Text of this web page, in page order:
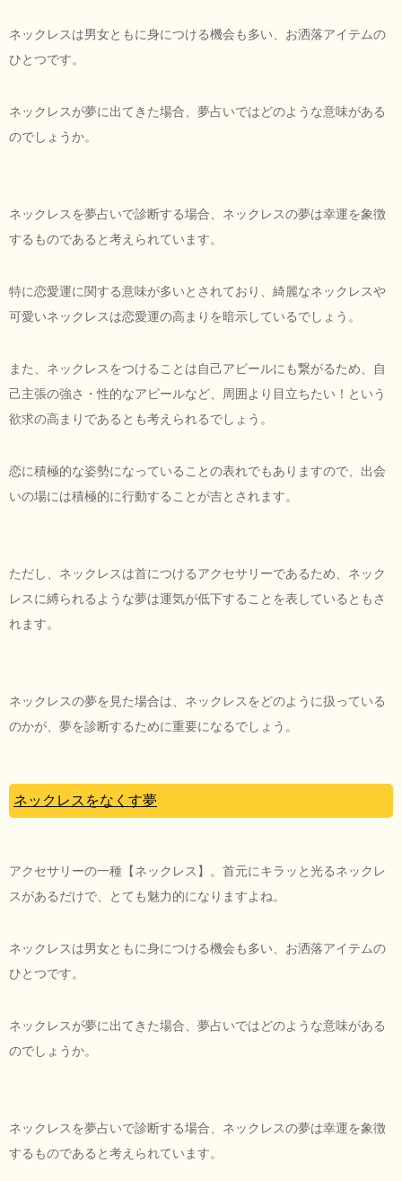
ネックレスは男女ともに身につける機会も多い、お洒落アイテムの
ひとつです。
ネックレスが夢に出てきた場合、夢占いではどのような意味がある
のでしょうか。
ネックレスを夢占いで診断する場合、ネックレスの夢は幸運を象徴
するものであると考えられています。
特に恋愛運に関する意味が多いとされており、綺麗なネックレスや
可愛いネックレスは恋愛運の高まりを暗示しているでしょう。
また、ネックレスをつけることは自己アピールにも繋がるため、自
己主張の強さ・性的なアピールなど、周囲より目立ちたい！という
欲求の高まりであるとも考えられるでしょう。
恋に積極的な姿勢になっていることの表れでもありますので、出会
いの場には積極的に行動することが吉とされます。
ただし、ネックレスは首につけるアクセサリーであるため、ネック
レスに縛られるような夢は運気が低下することを表しているともさ
れます。
ネックレスの夢を見た場合は、ネックレスをどのように扱っている
のかが、夢を診断するために重要になるでしょう。
ネックレスをなくす夢
アクセサリーの一種【ネックレス】。首元にキラッと光るネックレ
スがあるだけで、とても魅力的になりますよね。
ネックレスは男女ともに身につける機会も多い、お洒落アイテムの
ひとつです。
ネックレスが夢に出てきた場合、夢占いではどのような意味がある
のでしょうか。
ネックレスを夢占いで診断する場合、ネックレスの夢は幸運を象徴
するものであると考えられています。